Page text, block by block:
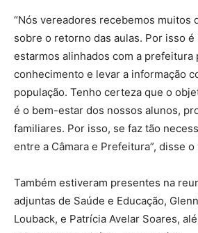
“Nós vereadores recebemos muitos
sobre o retorno das aulas. Por isso
estarmos alinhados com a prefeitura
conhecimento e levar a informação
população. Tenho certeza que o
é o bem-estar dos nossos alunos,
familiares. Por isso, se faz tão
entre a Câmara e Prefeitura”, disse
Também estiveram presentes na
adjuntas de Saúde e Educação,
Louback, e Patrícia Avelar Soares,